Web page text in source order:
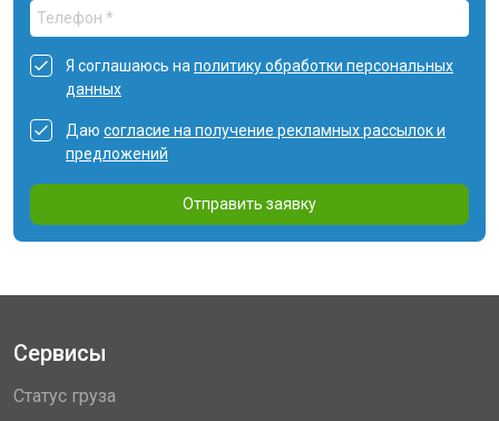
Я соглашаюсь на политику обработки персональных
данных
Даю согласие на получение рекламных рассылок и
предложений
Отправить заявку
Сервисы
Статус груза